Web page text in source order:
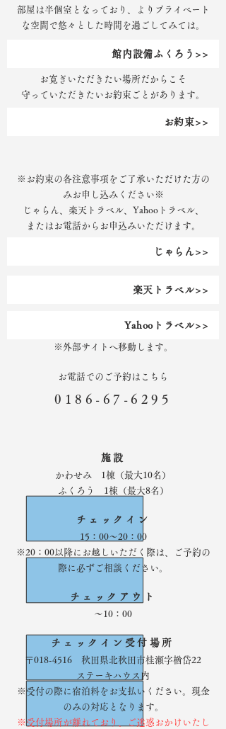
部屋は半個室となっており、よりプライベート
な空間で悠々とした時間を過ごしてみては。
館内設備ふくろう>>
お寛ぎいただきたい場所だからこそ
​守っていただきたいお約束ごとがあります。
お約束>>
※お約束の各注意事項をご了承いただけた方の
みお申し込みください※
じゃらん、楽天トラベル、Yahooトラベル、
またはお電話からお申込みいただけます。
じゃらん>>
楽天トラベル>>
Yahooトラベル>>
お電話でのご予約はこちら
0186-67-6295
※外部サイトへ移動します。
施設
かわせみ 1棟（最大10名）
​ふくろう 1棟（最大8名）
チェックイン
15：00～20：00
​※20：00以降にお越しいただく際は、ご予約の
際に必ずご相談ください。
チェックアウト
～10：00
チェックイン受付場所
〒018-4516 秋田県北秋田市桂瀬字楢岱22
ステーキハウス内
※受付の際に宿泊料をお支払いください。現金
のみの対応となります。
​※受付場所が離れており、ご迷惑おかけいたし